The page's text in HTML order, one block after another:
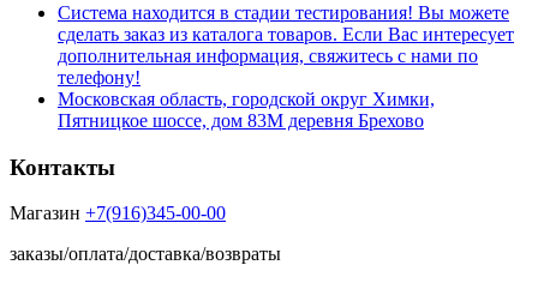
Система находится в стадии тестирования! Вы можете
сделать заказ из каталога товаров. Если Вас интересует
дополнительная информация, свяжитесь с нами по
телефону!
Московская область, городской округ Химки,
Пятницкое шоссе, дом 83М деревня Брехово
Контакты
Магазин +7(916)345-00-00
заказы/оплата/доставка/возвраты